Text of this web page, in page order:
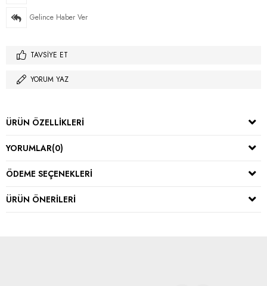
Gelince Haber Ver
TAVSIYE ET
YORUM YAZ
ÜRÜN ÖZELLIKLERI
YORUMLAR(0)
ÖDEME SEÇENEKLERI
ÜRÜN ÖNERILERI